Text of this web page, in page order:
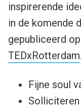
inspirerende
in de komende
gepubliceerd
TEDxRotterdam.
Fijne soul